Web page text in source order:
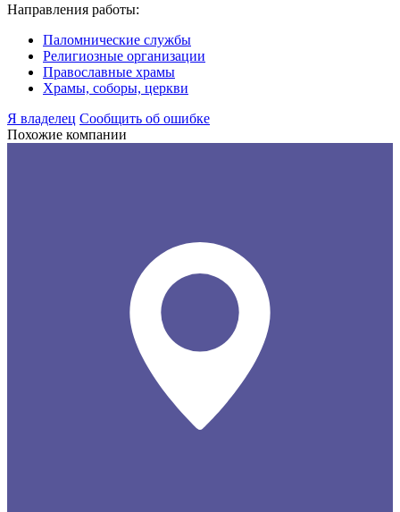
Направления работы:
Паломнические службы
Религиозные организации
Православные храмы
Храмы, соборы, церкви
Я владелец Сообщить об ошибке
Похожие компании